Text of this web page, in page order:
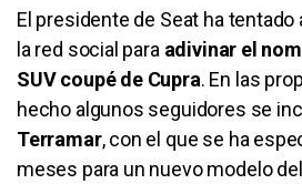
El presidente de Seat ha
la red social para adivinar el
SUV coupé de Cupra. En las
hecho algunos seguidores se
Terramar, con el que se ha
meses para un nuevo modelo